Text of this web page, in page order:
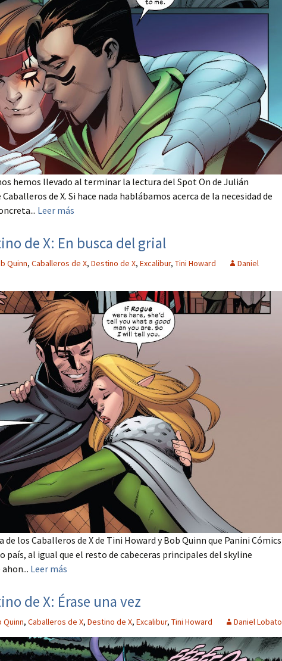
hemos llevado al terminar la lectura del Spot On de Julián
de X. Si hace nada hablábamos acerca de la necesidad de
Leer más
de X: En busca del grial
Quinn, Caballeros de X, Destino de X, Excalibur, Tini Howard
Daniel
los Caballeros de X de Tini Howard y Bob Quinn que Panini Cómics
al igual que el resto de cabeceras principales del skyline
Leer más
de X: Érase una vez
Quinn, Caballeros de X, Destino de X, Excalibur, Tini Howard Daniel Lobato